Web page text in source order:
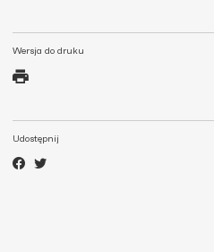
Wersja do druku
Udostępnij